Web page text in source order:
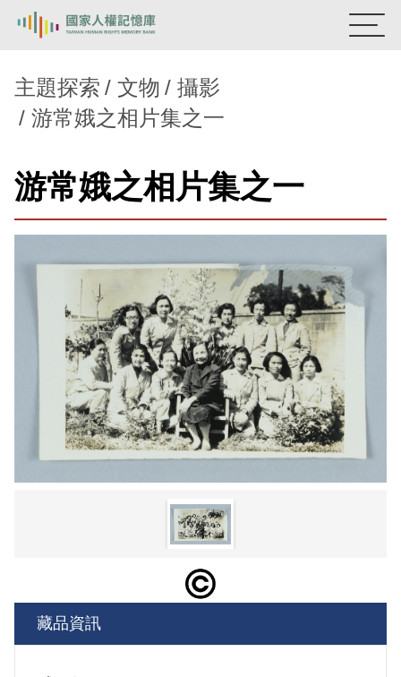
熱門關鍵字：陳孟和 李舜治
主題探索
背景知識
意見信箱
主題探索 文物
攝影
游常娥之相片集之一
游常娥之相片集之一
藏品資訊